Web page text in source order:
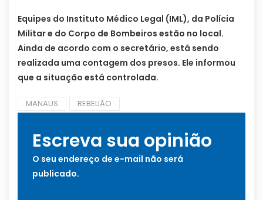
Equipes do Instituto Médico Legal (IML), da Polícia
Militar e do Corpo de Bombeiros estão no local.
Ainda de acordo com o secretário, está sendo
realizada uma contagem dos presos. Ele informou
que a situação está controlada.
MANAUS REBELIÃO
Escreva sua opinião
O seu endereço de e-mail não será
publicado.